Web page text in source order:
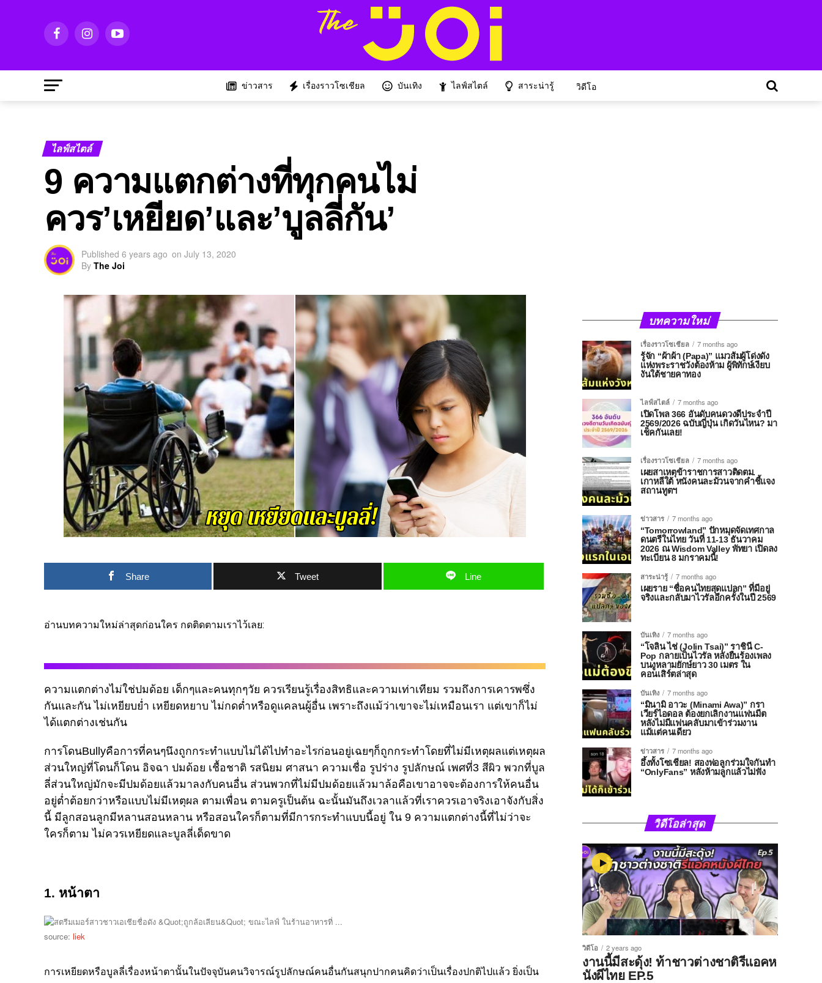
ข่าวสาร เรื่องราวโซเชียล บันเทิง ไลฟ์สไตล์ สาระน่ารู้ วิดีโอ
ไลฟ์สไตล์
9 ความแตกต่างที่ทุกคนไม่
ควร’เหยียด’และ’บูลลี่กัน’
Published 6 years ago on July 13, 2020
By The Joi
Share Tweet Line
อ่านบทความใหม่ล่าสุดก่อนใคร กดติดตามเราไว้เลย:
ความแตกต่างไม่ใช่ปมด้อย เด็กๆและคนทุกๆวัย ควรเรียนรู้เรื่องสิทธิและความเท่าเทียม รวมถึงการเคารพซึ่ง
กันและกัน ไม่เหยียบย่ำ เหยียดหยาบ ไม่กดต่ำหรือดูแคลนผู้อื่น เพราะถึงแม้ว่าเขาจะไม่เหมือนเรา แต่เขาก็ไม่
ได้แตกต่างเช่นกัน
การโดนBullyคือการที่คนๆนึงถูกกระทำแบบไม่ได้ไปทำอะไรก่อนอยู่เฉยๆก็ถูกกระทำโดยที่ไม่มีเหตุผลแต่เหตุผล
ส่วนใหญ่ที่โดนก็โดน อิจฉา ปมด้อย เชื้อชาติ รสนิยม ศาสนา ความเชื่อ รูปร่าง รูปลักษณ์ เพศที่3 สีผิว พวกที่บูล
ลี่ส่วนใหญ่มักจะมีปมด้อยแล้วมาลงกับคนอื่น ส่วนพวกที่ไม่มีปมด้อยแล้วมาล้อคือเขาอาจจะต้องการให้คนอื่น
อยู่ตํ่าต้อยกว่าหรือแบบไม่มีเหตุผล ตามเพื่อน ตามครูเป็นต้น ฉะนั้นมันถึงเวลาแล้วที่เราควรเอาจริงเอาจังกับสิ่ง
นี้ มีลูกสอนลูกมีหลานสอนหลาน หรือสอนใครก็ตามที่มีการกระทำแบบนี้อยู่ ใน 9 ความแตกต่างนี้ที่ไม่ว่าจะ
ใครก็ตาม ไม่ควรเหยียดและบูลลี่เด็ดขาด
1. หน้าตา
source: liek
การเหยียดหรือบูลลี่เรื่องหน้าตานั้นในปัจจุบันคนวิจารณ์รูปลักษณ์คนอื่นกันสนุกปากคนคิดว่าเป็นเรื่องปกติไปแล้ว ยิ่งเป็น
บทความใหม่
เรื่องราวโซเชียล
7 months ago
รู้จัก “ผ้าผ้า (Papa)” แมวส้มผู้โด่งดัง
แห่งพระราชวังต้องห้าม ผู้พิทักษ์เงียบ
งันใต้ชายคาทอง
ไลฟ์สไตล์
7 months ago
เปิดโพล 366 อันดับคนดวงดีประจำปี
2569/2026 ฉบับญี่ปุ่น เกิดวันไหน? มา
เช็คกันเลย!
เรื่องราวโซเชียล
7 months ago
เผยสาเหตุข้าราชการสาวติดตม.
เกาหลีใต้ หนังคนละม้วนจากคำชี้แจง
สถานทูตฯ
ข่าวสาร
7 months ago
“Tomorrowland” ปักหมุดจัดเทศกาล
ดนตรีในไทย วันที่ 11-13 ธันวาคม
2026 ณ Wisdom Valley พัทยา เปิดลง
ทะเบียน 8 มกราคมนี้!
สาระน่ารู้
7 months ago
เผยราย “ชื่อคนไทยสุดแปลก” ที่มีอยู่
จริงและกลับมาไวรัลอีกครั้งในปี 2569
บันเทิง
7 months ago
“โจลิน ไช่ (Jolin Tsai)” ราชินี C-
Pop กลายเป็นไวรัล หลังยืนร้องเพลง
บนงูหลามยักษ์ยาว 30 เมตร ใน
คอนเสิร์ตล่าสุด
บันเทิง
7 months ago
“มินามิ อาวะ (Minami Awa)” กรา
เวียร์ไอดอล ต้องยกเลิกงานแฟนมีต
หลังไม่มีแฟนคลับมาเข้าร่วมงาน
แม้แต่คนเดียว
ข่าวสาร
7 months ago
อึ้งทั้งโซเชียล! สองพ่อลูกร่วมใจกันทำ
“OnlyFans” หลังห้ามลูกแล้วไม่ฟัง
วิดีโอล่าสุด
วิดีโอ 2 years ago
งานนี้มีสะดุ้ง! ท้าชาวต่างชาติรีแอคห
นังผีไทย EP.5